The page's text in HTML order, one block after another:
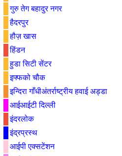
गुरु तेग बहादुर नगर
हैदरपुर
हौज़ खास
हिंडन
हुडा सिटी सेंटर
इफ्फको चौक
इन्दिरा गाँधीअंतर्राष्ट्रीय हवाई अड्डा
आईआईटी दिल्ली
इंदरलोक
इंद्रप्रस्थ
आईपी एक्सटेंशन